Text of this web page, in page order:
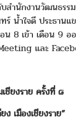
นักงานวัฒนธรรม
ร์ น้ำใจดี ประธา
น 8 เข้า เดือน 9
และ
ชียงราย ครั้งที่ ๘
เมืองเชียงราย”